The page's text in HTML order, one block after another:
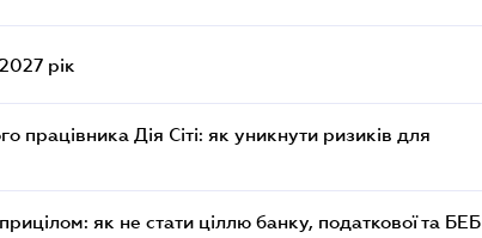
рік
працівника Дія Сіті: як уникнути ризиків для
як не стати ціллю банку, податкової та БЕБ